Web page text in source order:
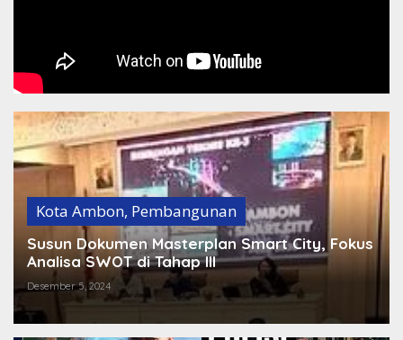
Kota Ambon, Pembangunan
Susun Dokumen Masterplan Smart City, Fokus
Analisa SWOT di Tahap III
Desember 5, 2024